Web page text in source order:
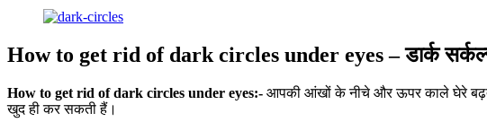
How to get rid of dark circles under eyes–डार्क
How to get rid of dark circles under eyes:- आपकी आंखों के नीचे और ऊपर काले घेरे बढ़ते
खुद ही कर सकती हैं।